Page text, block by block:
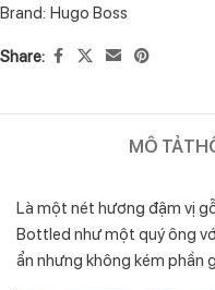
Brand: Hugo Boss
Share:
MÔ TẢ
Là một nét hương đậm vị
Bottled như một quý ông
ẩn nhưng không kém phần